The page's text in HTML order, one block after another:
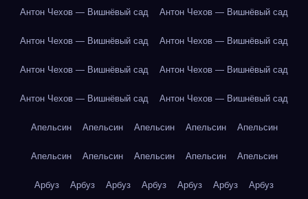
Антон Чехов — Вишнёвый сад Антон Чехов — Вишнёвый сад
Антон Чехов — Вишнёвый сад Антон Чехов — Вишнёвый сад
Антон Чехов — Вишнёвый сад Антон Чехов — Вишнёвый сад
Антон Чехов — Вишнёвый сад Антон Чехов — Вишнёвый сад
Апельсин Апельсин Апельсин Апельсин Апельсин
Апельсин Апельсин Апельсин Апельсин Апельсин
Арбуз Арбуз Арбуз Арбуз Арбуз Арбуз Арбуз